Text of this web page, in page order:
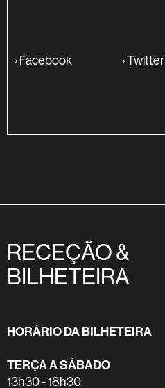
›Facebook ›Twitter
RECEÇÃO &
BILHETEIRA
HORÁRIO DA BILHETEIRA
TERÇA A SÁBADO
13h30 - 18h30